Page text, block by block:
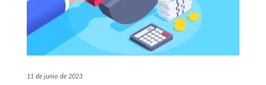
11 de junio de 2023